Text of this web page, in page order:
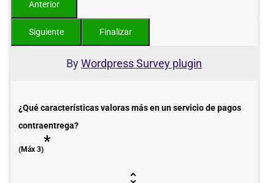
ByWordpress Survey plugin
¿Qué características valoras más en un servicio de pagos
contraentrega?
(Máx 3)*